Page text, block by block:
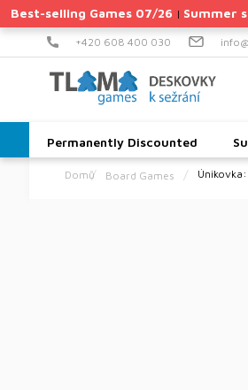
Skip
to
Best-selling Games 07/26 | Summer
+420 608 400 030
Permanently Discounted
HomeBoard Games